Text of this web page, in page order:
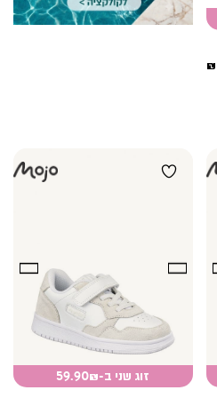
זוג שני ב-59.90₪